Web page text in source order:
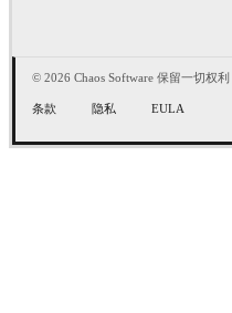
© 2026 Chaos Software 保留一切权利
条款 隐私 EULA